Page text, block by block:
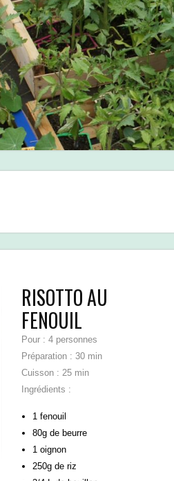
RISOTTO AU
FENOUIL
Pour : 4 personnes
Préparation : 30 min
Cuisson : 25 min
Ingrédients :
1 fenouil
80g de beurre
1 oignon
250g de riz